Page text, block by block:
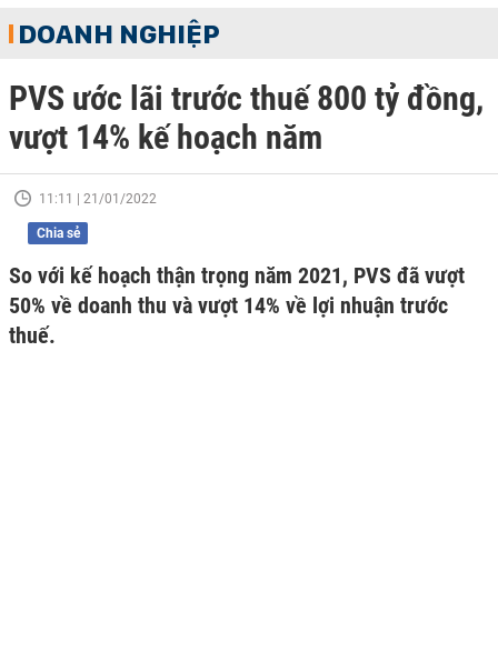
DOANH NGHIỆP
PVS ước lãi trước thuế 800 tỷ đồng,
vượt 14% kế hoạch năm
11:11 | 21/01/2022
Chia sẻ
So với kế hoạch thận trọng năm 2021, PVS đã vượt
50% về doanh thu và vượt 14% về lợi nhuận trước
thuế.